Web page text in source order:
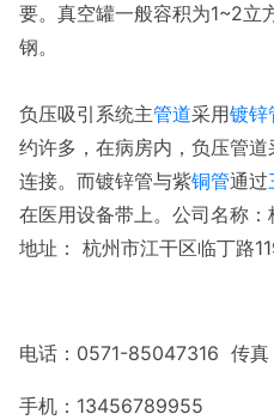
要。真空罐一般容积为1~2立
钢。
负压吸引系统主管道采用镀锌
约许多，在病房内，负压管道
连接。而镀锌管与紫铜管通过
在医用设备带上。公司名称
地址： 杭州市江干区临丁路
电话：0571-85047316 传
手机：13456789955